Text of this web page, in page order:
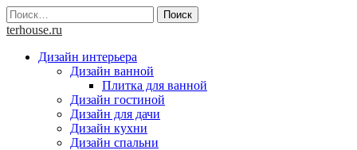
Skip
to
Найти:
terhouse.ru
Дизайн интерьера
Дизайн ванной
Плитка для ванной
Дизайн гостиной
Дизайн для дачи
Дизайн кухни
Дизайн спальни